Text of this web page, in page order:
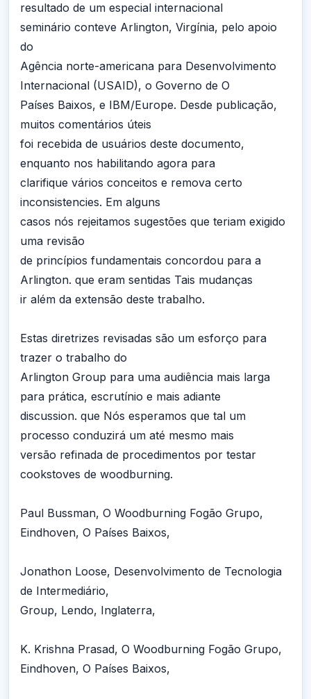
resultado de um especial internacional
seminário conteve Arlington, Virgínia, pelo apoio
do
Agência norte-americana para Desenvolvimento
Internacional (USAID), o Governo de O
Países Baixos, e IBM/Europe. Desde publicação,
muitos comentários úteis
foi recebida de usuários deste documento,
enquanto nos habilitando agora para
clarifique vários conceitos e remova certo
inconsistencies. Em alguns
casos nós rejeitamos sugestões que teriam exigido
uma revisão
de princípios fundamentais concordou para a
Arlington. que eram sentidas Tais mudanças
ir além da extensão deste trabalho.
Estas diretrizes revisadas são um esforço para
trazer o trabalho do
Arlington Group para uma audiência mais larga
para prática, escrutínio e mais adiante
discussion. que Nós esperamos que tal um
processo conduzirá um até mesmo mais
versão refinada de procedimentos por testar
cookstoves de woodburning.
Paul Bussman, O Woodburning Fogão Grupo,
Eindhoven, O Países Baixos,
Jonathon Loose, Desenvolvimento de Tecnologia
de Intermediário,
Group, Lendo, Inglaterra,
K. Krishna Prasad, O Woodburning Fogão Grupo,
Eindhoven, O Países Baixos,